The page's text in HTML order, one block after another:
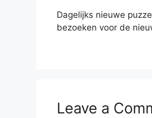
Dagelijks nieuwe
bezoeken voor de
Leave a